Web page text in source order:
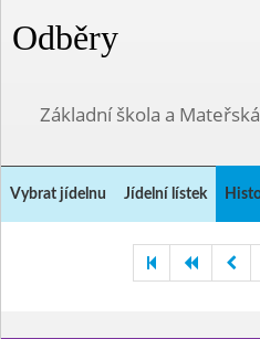
Odběry
Základní škola a
Vybrat jídelnu Jídelní lístek